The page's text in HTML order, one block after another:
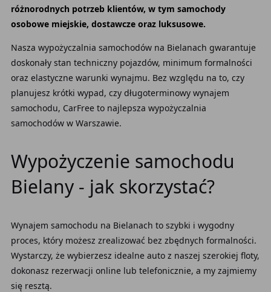
różnorodnych potrzeb klientów, w tym samochody
osobowe miejskie, dostawcze oraz luksusowe.
Nasza wypożyczalnia samochodów na Bielanach gwarantuje
doskonały stan techniczny pojazdów, minimum formalności
oraz elastyczne warunki wynajmu. Bez względu na to, czy
planujesz krótki wypad, czy długoterminowy wynajem
samochodu, CarFree to najlepsza wypożyczalnia
samochodów w Warszawie.
Wypożyczenie samochodu
Bielany - jak skorzystać?
Wynajem samochodu na Bielanach to szybki i wygodny
proces, który możesz zrealizować bez zbędnych formalności.
Wystarczy, że wybierzesz idealne auto z naszej szerokiej floty,
dokonasz rezerwacji online lub telefonicznie, a my zajmiemy
się resztą.